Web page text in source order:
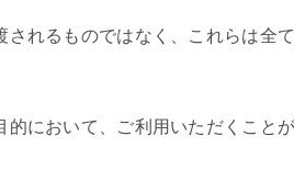
れるものではなく、これらは全
において、ご利用いただくこと